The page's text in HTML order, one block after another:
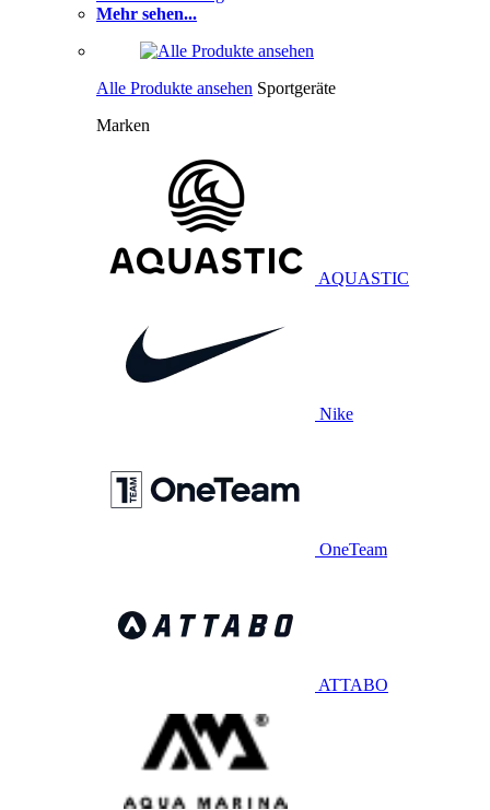
Mehr sehen...
Alle Produkte ansehen Sportgeräte
Marken
AQUASTIC
Nike
OneTeam
ATTABO